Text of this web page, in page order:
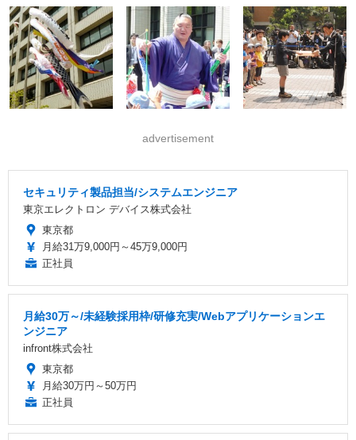
advertisement
セキュリティ製品担当/システムエンジニア
東京エレクトロン デバイス株式会社
東京都
月給31万9,000円～45万9,000円
正社員
月給30万～/未経験採用枠/研修充実/Webアプリケーションエ
ンジニア
infront株式会社
東京都
月給30万円～50万円
正社員